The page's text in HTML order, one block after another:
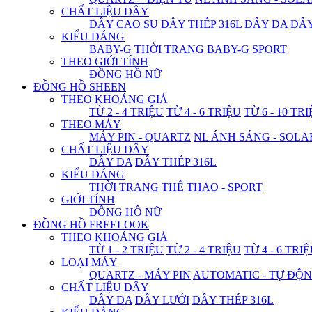
CHẤT LIỆU DÂY
DÂY CAO SU DÂY THÉP 316L DÂY DA
KIỂU DÁNG
BABY-G THỜI TRANG BABY-G SPORT
THEO GIỚI TÍNH
ĐỒNG HỒ NỮ
ĐỒNG HỒ SHEEN
THEO KHOẢNG GIÁ
TỪ 2 - 4 TRIỆU TỪ 4 - 6 TRIỆU TỪ 6 - 10
THEO MÁY
MÁY PIN - QUARTZ NL ÁNH SÁNG -
CHẤT LIỆU DÂY
DÂY DA DÂY THÉP 316L
KIỂU DÁNG
THỜI TRANG THỂ THAO - SPORT
GIỚI TÍNH
ĐỒNG HỒ NỮ
ĐỒNG HỒ FREELOOK
THEO KHOẢNG GIÁ
TỪ 1 - 2 TRIỆU TỪ 2 - 4 TRIỆU TỪ 4 - 6
LOẠI MÁY
QUARTZ - MÁY PIN AUTOMATIC - TỰ
CHẤT LIỆU DÂY
DÂY DA DÂY LƯỚI DÂY THÉP 316L